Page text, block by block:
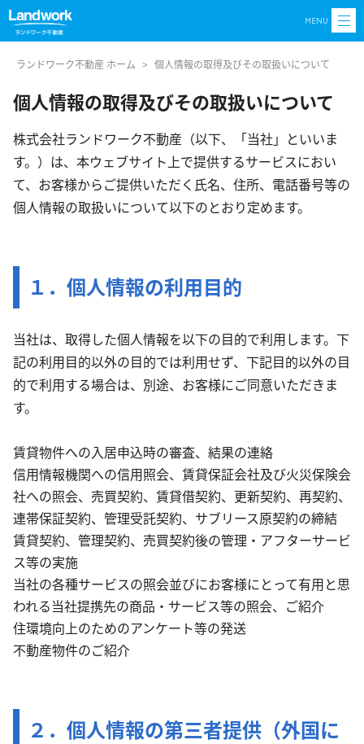
MENU
ランドワーク不動産 ホーム > 個人情報の取得及びその取扱いについて
個人情報の取得及びその取扱いについて
株式会社ランドワーク不動産（以下、「当社」といいま
す。）は、本ウェブサイト上で提供するサービスにおい
て、お客様からご提供いただく氏名、住所、電話番号等の
個人情報の取扱いについて以下のとおり定めます。
１．個人情報の利用目的
当社は、取得した個人情報を以下の目的で利用します。下
記の利用目的以外の目的では利用せず、下記目的以外の目
的で利用する場合は、別途、お客様にご同意いただきま
す。
賃貸物件への入居申込時の審査、結果の連絡
信用情報機関への信用照会、賃貸保証会社及び火災保険会
社への照会、売買契約、賃貸借契約、更新契約、再契約、
連帯保証契約、管理受託契約、サブリース原契約の締結
賃貸契約、管理契約、売買契約後の管理・アフターサービ
ス等の実施
当社の各種サービスの照会並びにお客様にとって有用と思
われる当社提携先の商品・サービス等の照会、ご紹介
住環境向上のためのアンケート等の発送
不動産物件のご紹介
２．個人情報の第三者提供（外国に